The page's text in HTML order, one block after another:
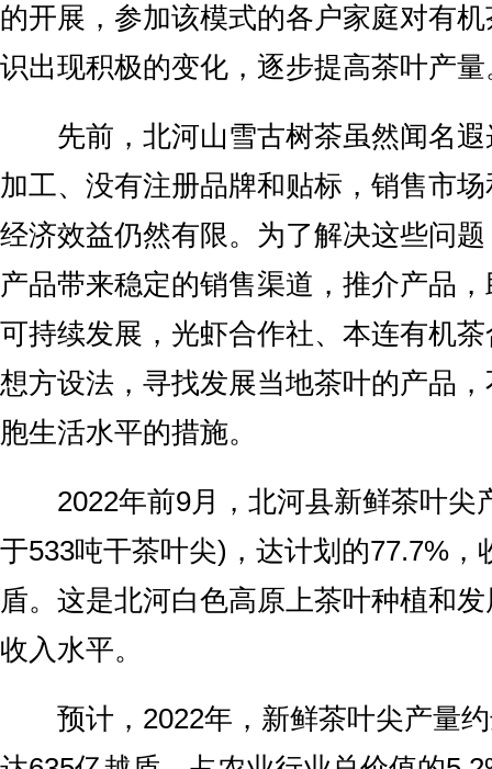
的开展，参加该模式的各户家庭对有
识出现积极的变化，逐步提高茶叶产量
先前，北河山雪古树茶虽然闻名遐
加工、没有注册品牌和贴标，销售市
经济效益仍然有限。为了解决这些问
产品带来稳定的销售渠道，推介产品
可持续发展，光虾合作社、本连有机
想方设法，寻找发展当地茶叶的产品
胞生活水平的措施。
2022年前9月，北河县新鲜茶叶尖
于533吨干茶叶尖)，达计划的77.7%，
盾。这是北河白色高原上茶叶种植和
收入水平。
预计，2022年，新鲜茶叶尖产量约